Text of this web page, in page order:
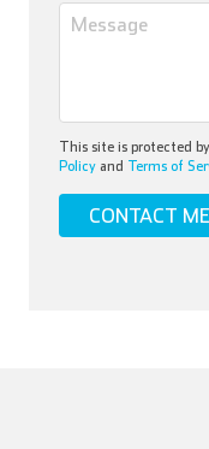
This site is protected
Policy and Terms of